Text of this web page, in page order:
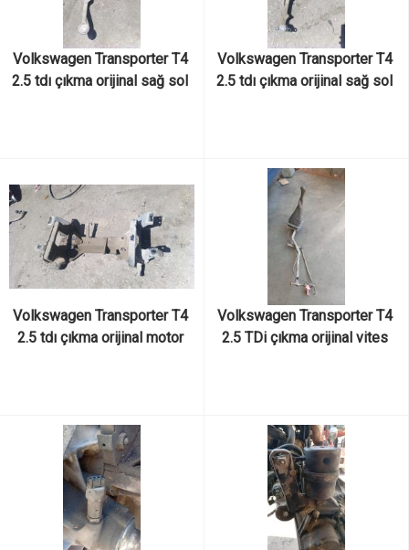
Volkswagen Transporter T4
2.5 tdı çıkma orijinal sağ sol
Volkswagen Transporter T4
2.5 tdı çıkma orijinal sağ sol
Volkswagen Transporter T4
2.5 tdı çıkma orijinal motor
Volkswagen Transporter T4
2.5 TDi çıkma orijinal vites